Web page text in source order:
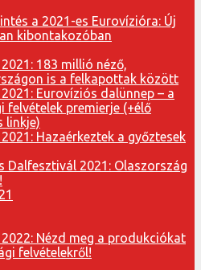
a 2021-es Eurovízióra: Új
kibontakozóban
183 millió néző,
is a felkapottak között
Eurovíziós dalünnep – a
felvételek premierje (+élő
linkje)
Hazaérkeztek a győztesek
Dalfesztivál 2021: Olaszország
Nézd meg a produkciókat
felvételekről!